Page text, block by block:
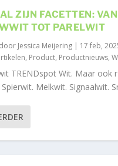
ZIJN FACETTEN: VAN
TOT PARELWIT
Jessica Meijering | 17 feb,
, Product, Productnieuws,
TRENDspot Wit. Maar ook
Melkwit. Signaalwit.